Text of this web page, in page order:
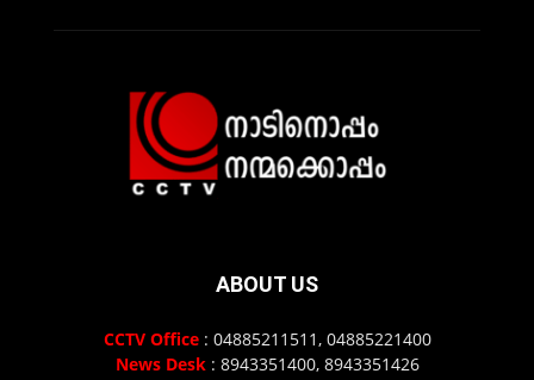
ABOUT US
CCTV Office: 04885211511, 04885221400
News Desk: 8943351400, 8943351426